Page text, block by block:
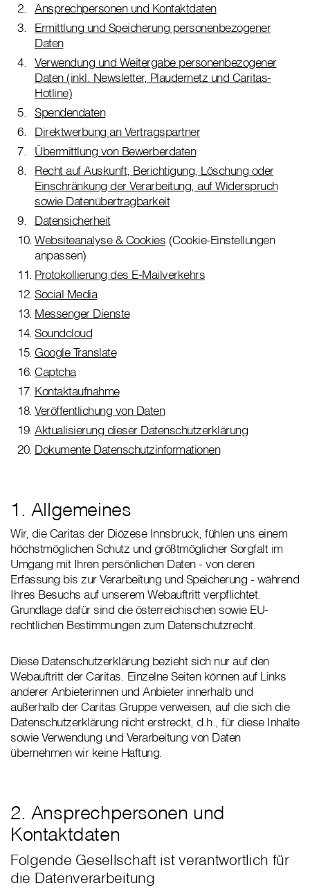
Ansprechpersonen und Kontaktdaten
Ermittlung und Speicherung personenbezogener
Daten
Verwendung und Weitergabe personenbezogener
Daten (inkl. Newsletter, Plaudernetz und Caritas-
Hotline)
Spendendaten
Direktwerbung an Vertragspartner
Übermittlung von Bewerberdaten
Recht auf Auskunft, Berichtigung, Löschung oder
Einschränkung der Verarbeitung, auf Widerspruch
sowie Datenübertragbarkeit
Datensicherheit
Websiteanalyse & Cookies (Cookie-Einstellungen
anpassen)
Protokollierung des E-Mailverkehrs
Social Media
Messenger Dienste
Soundcloud
Google Translate
Captcha
Kontaktaufnahme
Veröffentlichung von Daten
Aktualisierung dieser Datenschutzerklärung
Dokumente Datenschutzinformationen
1. Allgemeines
Wir, die Caritas der Diözese Innsbruck, fühlen uns einem
höchstmöglichen Schutz und größtmöglicher Sorgfalt im
Umgang mit Ihren persönlichen Daten - von deren
Erfassung bis zur Verarbeitung und Speicherung - während
Ihres Besuchs auf unserem Webauftritt verpflichtet.
Grundlage dafür sind die österreichischen sowie EU-
rechtlichen Bestimmungen zum Datenschutzrecht.
Diese Datenschutzerklärung bezieht sich nur auf den
Webauftritt der Caritas. Einzelne Seiten können auf Links
anderer Anbieterinnen und Anbieter innerhalb und
außerhalb der Caritas Gruppe verweisen, auf die sich die
Datenschutzerklärung nicht erstreckt, d.h., für diese Inhalte
sowie Verwendung und Verarbeitung von Daten
übernehmen wir keine Haftung.
2. Ansprechpersonen und
Kontaktdaten
Folgende Gesellschaft ist verantwortlich für
die Datenverarbeitung